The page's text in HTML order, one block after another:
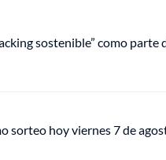
sostenible” como
sorteo hoy viernes 7 de